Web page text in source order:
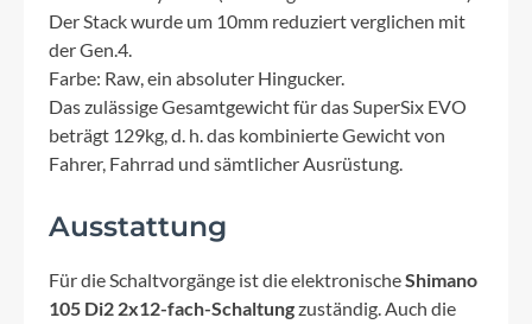
Der Stack wurde um 10mm reduziert verglichen mit
der Gen.4.
Farbe: Raw, ein absoluter Hingucker.
Das zulässige Gesamtgewicht für das SuperSix EVO
beträgt 129kg, d. h. das kombinierte Gewicht von
Fahrer, Fahrrad und sämtlicher Ausrüstung.
Ausstattung
Für die Schaltvorgänge ist die elektronischeShimano
105 Di2 2x12-fach-Schaltungzuständig. Auch die